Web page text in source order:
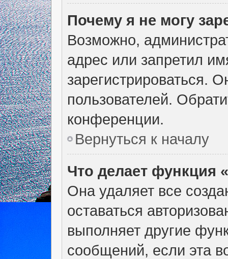
Почему я не могу
Возможно,
адрес или запретил
зарегистрироваться.
пользователей.
конференции.
Вернуться к началу
Что делает функция
Она удаляет все
оставаться
выполняет другие
сообщений, если эта